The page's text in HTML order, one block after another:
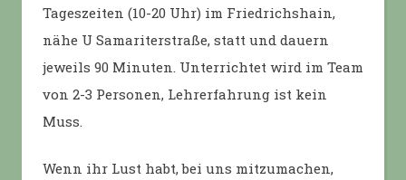
Tageszeiten (10-20 Uhr) im Friedrichshain,
nähe U Samariterstraße, statt und dauern
jeweils 90 Minuten. Unterrichtet wird im Team
von 2-3 Personen, Lehrerfahrung ist kein
Muss.
Wenn ihr Lust habt, bei uns mitzumachen,